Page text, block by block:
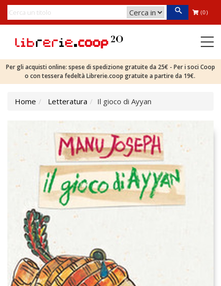
(0)
Per gli acquisti online: spese di spedizione gratuite da 25€ - Per i soci Coop
o con tessera fedeltà Librerie.coop gratuite a partire da 19€.
Home Letteratura Il gioco di Ayyan